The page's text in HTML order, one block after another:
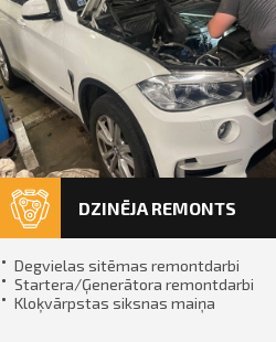
DZINĒJA REMONTS
Degvielas sitēmas remontdarbi
Startera/Ģenerātora remontdarbi
Kloķvārpstas siksnas maiņa